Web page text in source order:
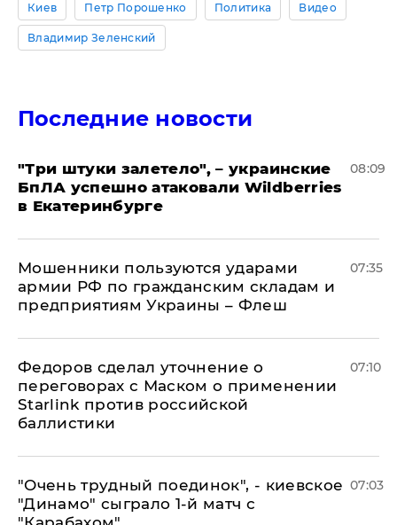
Киев Петр Порошенко Политика Видео
Владимир Зеленский
Последние новости
"Три штуки залетело", – украинские
БпЛА успешно атаковали Wildberries
в Екатеринбурге
08:09
Мошенники пользуются ударами
армии РФ по гражданским складам и
предприятиям Украины – Флеш
07:35
Федоров сделал уточнение о
переговорах с Маском о применении
Starlink против российской
баллистики
07:10
"Очень трудный поединок", - киевское
"Динамо" сыграло 1-й матч с
07:03